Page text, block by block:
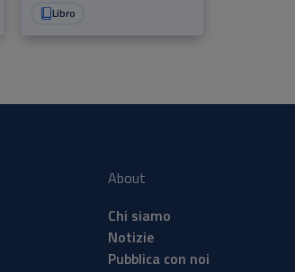
gestione
Libro
About
Chi siamo
Notizie
Pubblica con noi